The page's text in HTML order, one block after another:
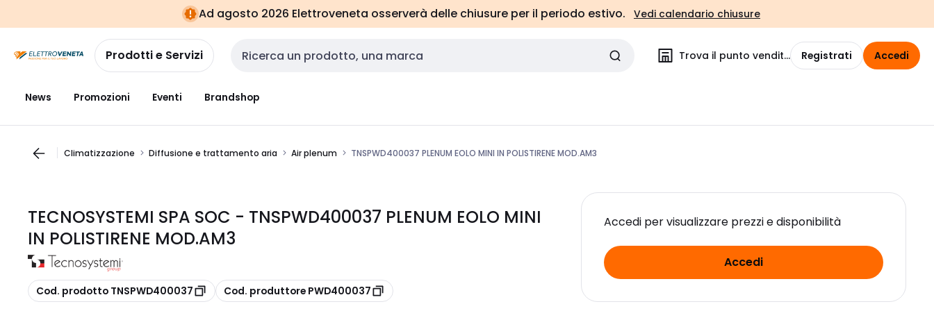
navigazionealla
pagina
Ad agosto 2026 Elettroveneta osserverà delle chiusure per il periodo estivo. Vedi calendario chiusure
Prodotti e Servizi Cerca input Trova il punto vendita Registrati Accedi
News Promozioni Eventi Brandshop
Climatizzazione Diffusione e trattamento aria Air plenum TNSPWD400037 PLENUM EOLO MINI IN POLISTIRENE MOD.AM3
TECNOSYSTEMI SPA SOC - TNSPWD400037 PLENUM EOLO MINI
IN POLISTIRENE MOD.AM3
copia
Cod. prodotto TNSPWD400037 copia
Cod. produttore PWD400037
Accedi per visualizzare prezzi e disponibilità
Accedi